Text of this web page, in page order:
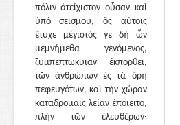
πόλιν ἀτείχιστον οὖσαν καὶ
ὑπὸ σεισμοῦ, ὃς αὐτοῖς
ἔτυχε μέγιστός γε δὴ ὧν
μεμνήμεθα γενόμενος,
ξυμπεπτωκυῖαν ἐκπορθεῖ,
τῶν ἀνθρώπων ἐς τὰ ὄρη
πεφευγότων, καὶ τὴν χώραν
καταδρομαῖς λείαν ἐποιεῖτο,
πλὴν τῶν ἐλευθέρων·